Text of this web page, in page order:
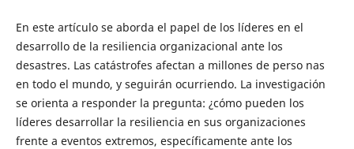
En este artículo se aborda el papel de los líderes en el
desarrollo de la resiliencia organizacional ante los
desastres. Las catástrofes afectan a millones de perso nas
en todo el mundo, y seguirán ocurriendo. La investigación
se orienta a responder la pregunta: ¿cómo pueden los
líderes desarrollar la resiliencia en sus organizaciones
frente a eventos extremos, específicamente ante los